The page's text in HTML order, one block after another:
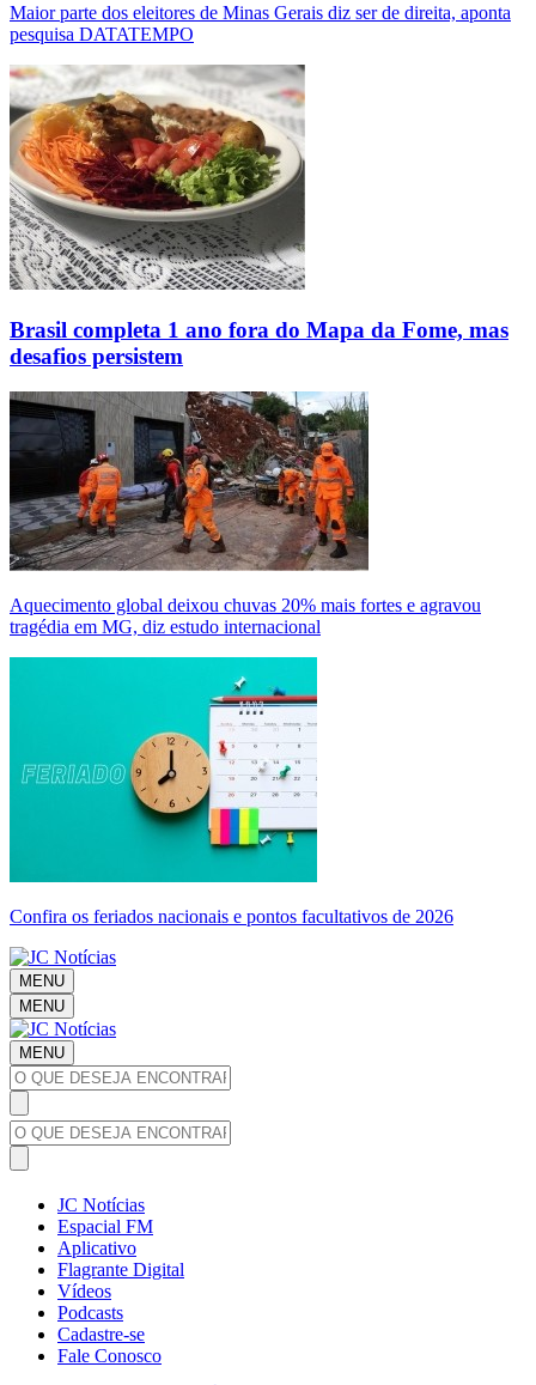
Maior parte dos eleitores de Minas Gerais diz ser de direita, aponta
pesquisa DATATEMPO
Brasil completa 1 ano fora do Mapa da Fome, mas
desafios persistem
Aquecimento global deixou chuvas 20% mais fortes e agravou
tragédia em MG, diz estudo internacional
Confira os feriados nacionais e pontos facultativos de 2026
MENU
MENU
MENU
JC Notícias
Espacial FM
Aplicativo
Flagrante Digital
Vídeos
Podcasts
Cadastre-se
Fale Conosco